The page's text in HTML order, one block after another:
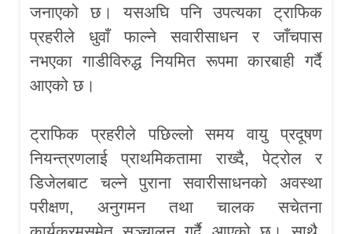
जनाएको छ। यसअघि पनि उपत्यका ट्राफिक
प्रहरीले धुवाँ फाल्ने सवारीसाधन र जाँचपास
नभएका गाडीविरुद्ध नियमित रूपमा कारबाही गर्दै
आएको छ।
ट्राफिक प्रहरीले पछिल्लो समय वायु प्रदूषण
नियन्त्रणलाई प्राथमिकतामा राख्दै, पेट्रोल र
डिजेलबाट चल्ने पुराना सवारीसाधनको अवस्था
परीक्षण, अनुगमन तथा चालक सचेतना